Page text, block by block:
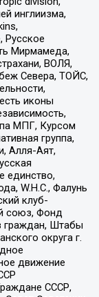
инглиизма,
Русское
Мирмамеда,
ВОЛЯ,
Севера, ТОЙС,
иконы
МПГ, Курсом
группа,
Алля-Аят,
единство,
W.H.С., Фалунь
клуб-
союз, Фонд
граждан, Штабы
округа г.
движение
СССР,